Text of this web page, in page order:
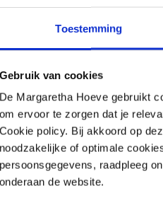
Toestemming
Gebruik van cookies
De Margaretha Hoeve gebruikt
om ervoor te zorgen dat je
Cookie policy. Bij akkoord op
noodzakelijke of optimale
persoonsgegevens, raadpleeg
onderaan de website.